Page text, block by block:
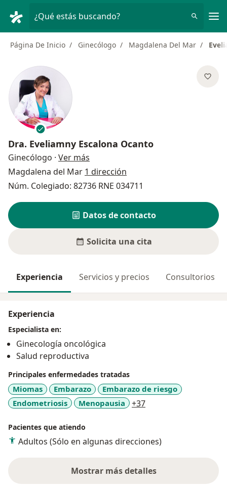
¿Qué estás buscando?
Página De Inicio Ginecólogo Magdalena Del Mar
Dra. Eveliamny Escalona Ocanto
Ginecólogo · Ver más
Magdalena del Mar 1 dirección
Núm. Colegiado: 82736 RNE 034711
Datos de contacto
Solicita una cita
Experiencia Servicios y precios Consultorios
Experiencia
Especialista en:
Ginecología oncológica
Salud reproductiva
Principales enfermedades tratadas
Miomas Embarazo
Embarazo de riesgo
Endometriosis
Menopausia +37
Pacientes que atiendo
Adultos (Sólo en algunas direcciones)
Mostrar más detalles
sobre la experiencia